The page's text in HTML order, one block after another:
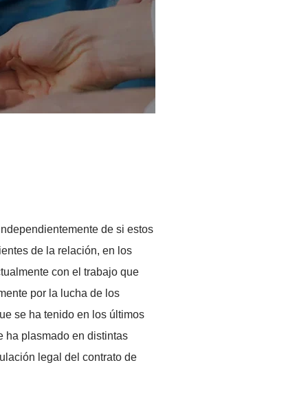
terceros, independientemente de si estos
intervinientes de la relación, en los
y actualmente con el trabajo que
por la lucha de los